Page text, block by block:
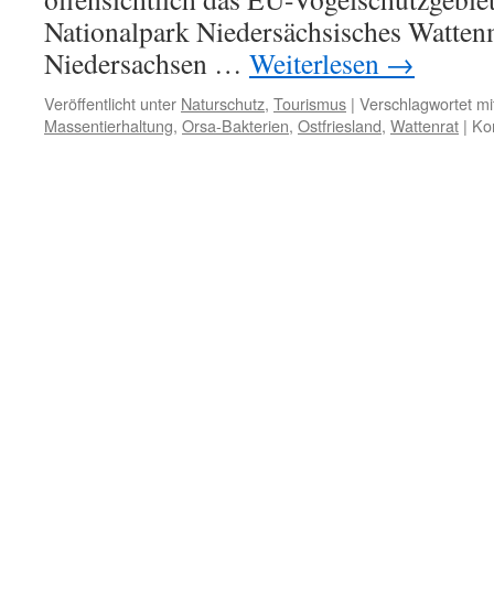
Nationalpark Niedersächsisches
Niedersachsen … Weiterlesen →
Veröffentlicht unter Naturschutz, Tourismus | Verschlagwortet
Massentierhaltung, Orsa-Bakterien, Ostfriesland, Wattenrat |